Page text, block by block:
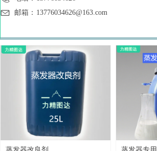
邮箱： 13776034626@163.com